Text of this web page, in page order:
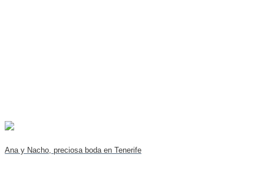
Ana y Nacho, preciosa boda en Tenerife